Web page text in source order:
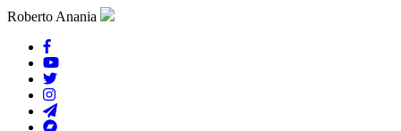
Roberto Anania